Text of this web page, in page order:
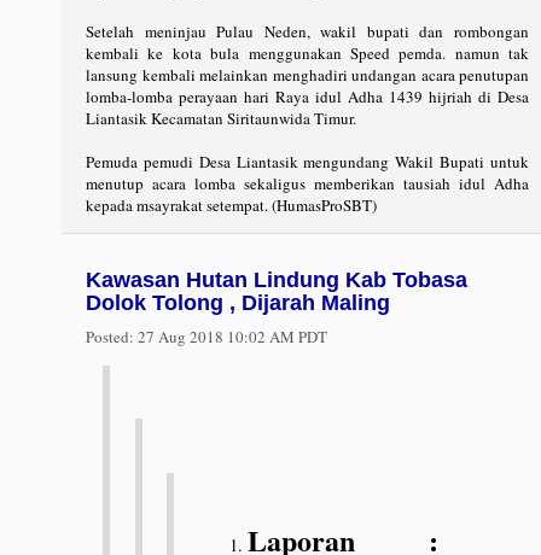
Setelah meninjau Pulau Neden, wakil bupati dan rombongan
kembali ke kota bula menggunakan Speed pemda. namun tak
lansung kembali melainkan menghadiri undangan acara penutupan
lomba-lomba perayaan hari Raya idul Adha 1439 hijriah di Desa
Liantasik Kecamatan Siritaunwida Timur.
Pemuda pemudi Desa Liantasik mengundang Wakil Bupati untuk
menutup acara lomba sekaligus memberikan tausiah idul Adha
kepada msayrakat setempat. (HumasProSBT)
Kawasan Hutan Lindung Kab Tobasa
Dolok Tolong , Dijarah Maling
Posted: 27 Aug 2018 10:02 AM PDT
Laporan :